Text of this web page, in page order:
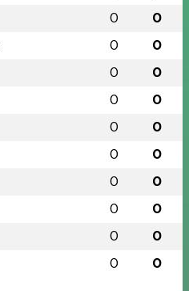
0 0
0 0
0 0
0 0
0 0
0 0
0 0
0 0
0 0
0 0